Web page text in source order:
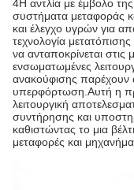
4Η αντλία με έμβολο
συστήματα μεταφοράς
και έλεγχο υγρών για
τεχνολογία
να ανταποκρίνεται στις
ενσωματωμένες
ανακούφισης παρέχουν
υπερφόρτωση.Αυτή η
λειτουργική
συντήρησης και
καθιστώντας το μια
μεταφορές και